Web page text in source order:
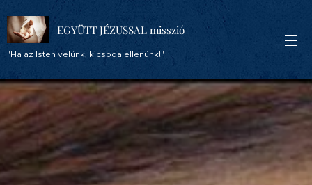
EGYÜTT JÉZUSSAL misszió
"Ha az Isten velünk, kicsoda ellenünk!"